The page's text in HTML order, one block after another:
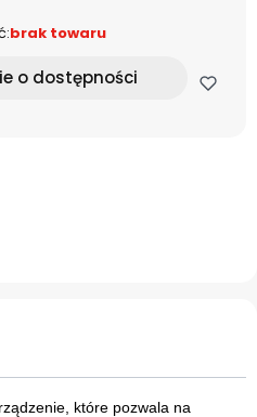
brak towaru
o dostępności
które pozwala na